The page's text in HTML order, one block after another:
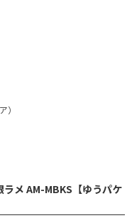
）
メ AM-MBKS【ゆうパケ